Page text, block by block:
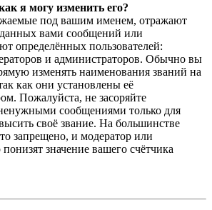
я могу изменить его?
под вашим именем, отражают
вами сообщений или
определённых пользователей:
и администраторов. Обычно вы
изменять наименования званий на
как они установлены её
Пожалуйста, не засоряйте
сообщениями только для
своё звание. На большинстве
запрещено, и модератор или
значение вашего счётчика